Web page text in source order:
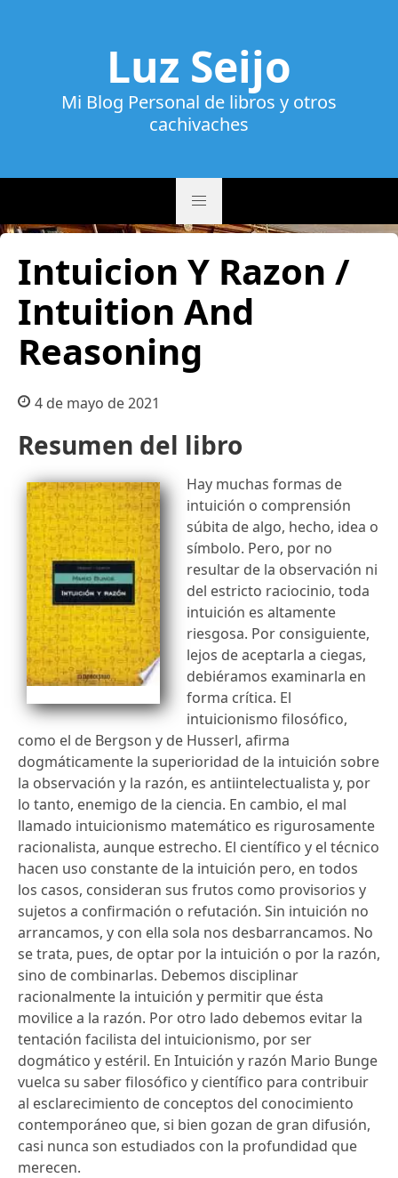
Luz Seijo
Mi Blog Personal de libros y otros
cachivaches
Intuicion Y Razon /
Intuition And
Reasoning
4 de mayo de 2021
Resumen del libro
Hay muchas formas de
intuición o comprensión
súbita de algo, hecho, idea o
símbolo. Pero, por no
resultar de la observación ni
del estricto raciocinio, toda
intuición es altamente
riesgosa. Por consiguiente,
lejos de aceptarla a ciegas,
debiéramos examinarla en
forma crítica. El
intuicionismo filosófico,
como el de Bergson y de Husserl, afirma
dogmáticamente la superioridad de la intuición sobre
la observación y la razón, es antiintelectualista y, por
lo tanto, enemigo de la ciencia. En cambio, el mal
llamado intuicionismo matemático es rigurosamente
racionalista, aunque estrecho. El científico y el técnico
hacen uso constante de la intuición pero, en todos
los casos, consideran sus frutos como provisorios y
sujetos a confirmación o refutación. Sin intuición no
arrancamos, y con ella sola nos desbarrancamos. No
se trata, pues, de optar por la intuición o por la razón,
sino de combinarlas. Debemos disciplinar
racionalmente la intuición y permitir que ésta
movilice a la razón. Por otro lado debemos evitar la
tentación facilista del intuicionismo, por ser
dogmático y estéril. En Intuición y razón Mario Bunge
vuelca su saber filosófico y científico para contribuir
al esclarecimiento de conceptos del conocimiento
contemporáneo que, si bien gozan de gran difusión,
casi nunca son estudiados con la profundidad que
merecen.